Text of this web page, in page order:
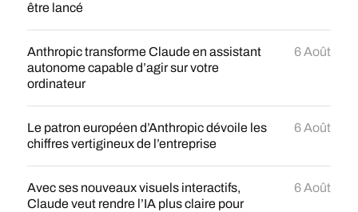
être lancé
Anthropic transforme Claude en assistant
autonome capable d’agir sur votre
ordinateur
6 Août
Le patron européen d’Anthropic dévoile les
chiffres vertigineux de l’entreprise
6 Août
Avec ses nouveaux visuels interactifs,
Claude veut rendre l’IA plus claire pour
6 Août